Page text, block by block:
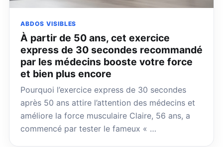
ABDOS VISIBLES
À partir de 50 ans, cet exercice
express de 30 secondes recommandé
par les médecins booste votre force
et bien plus encore
Pourquoi l’exercice express de 30 secondes
après 50 ans attire l’attention des médecins et
améliore la force musculaire Claire, 56 ans, a
commencé par tester le fameux « …